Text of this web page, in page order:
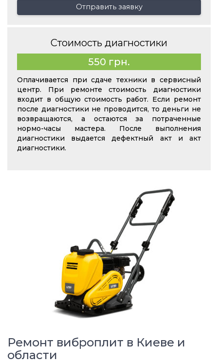
Ремонт виброплит в Киеве и
области
Отправить заявку
Стоимость диагностики
550 грн.
Оплачивается при сдаче техники в сервисный
центр. При ремонте стоимость диагностики
входит в общую стоимость работ. Если ремонт
после диагностики не проводится, то деньги не
возвращаются, а остаются за потраченные
нормо-часы мастера. После выполнения
диагностики выдается дефектный акт и акт
диагностики.